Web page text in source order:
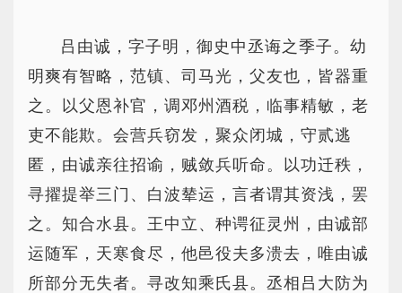
吕由诚，字子明，御史中丞诲之季子。幼
明爽有智略，范镇、司马光，父友也，皆器重
之。以父恩补官，调邓州酒税，临事精敏，老
吏不能欺。会营兵窃发，聚众闭城，守贰逃
匿，由诚亲往招谕，贼敛兵听命。以功迁秩，
寻擢提举三门、白波辇运，言者谓其资浅，罢
之。知合水县。王中立、种谔征灵州，由诚部
运随军，天寒食尽，他邑役夫多溃去，唯由诚
所部分无失者。寻改知乘氏县。丞相吕大防为